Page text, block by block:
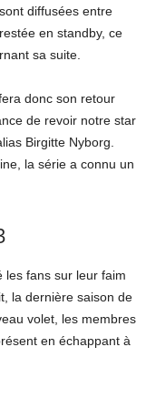
diffusées entre
en standby, ce
sa suite.
donc son retour
de revoir notre star
Birgitte Nyborg.
la série a connu un
les fans sur leur faim
la dernière saison de
volet, les membres
en échappant à